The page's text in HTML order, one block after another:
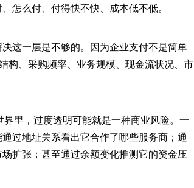
怎么付、付得快不快、成本低不低。
这一层是不够的。因为企业支付不是简单
构、采购频率、业务规模、现金流状况、市
里，过度透明可能就是一种商业风险。一
过地址关系看出它合作了哪些服务商；通
扩张；甚至通过余额变化推测它的资金压